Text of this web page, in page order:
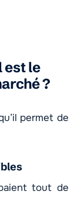
est le
?
permet de
tout de